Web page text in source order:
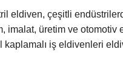
eldiven, çeşitli
imalat, üretim ve
iş eldivenleri